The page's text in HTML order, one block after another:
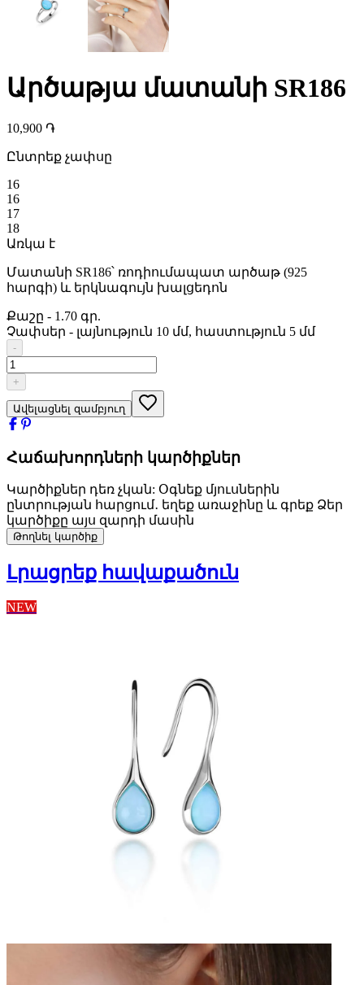
Արծաթյա մատանի SR186
10,900 ֏
Ընտրեք չափսը
16
16
17
18
Առկա է
Մատանի SR186՝ ռոդիումապատ արծաթ (925
հարգի) և երկնագույն խալցեդոն
Քաշը - 1.70 գր.
Չափսեր - լայնություն 10 մմ, հաստություն 5 մմ
-
+
Ավելացնել զամբյուղ
Հաճախորդների կարծիքներ
Կարծիքներ դեռ չկան: Օգնեք մյուսներին
ընտրության հարցում․ եղեք առաջինը և գրեք Ձեր
կարծիքը այս զարդի մասին
Թողնել կարծիք
Լրացրեք հավաքածուն
NEW